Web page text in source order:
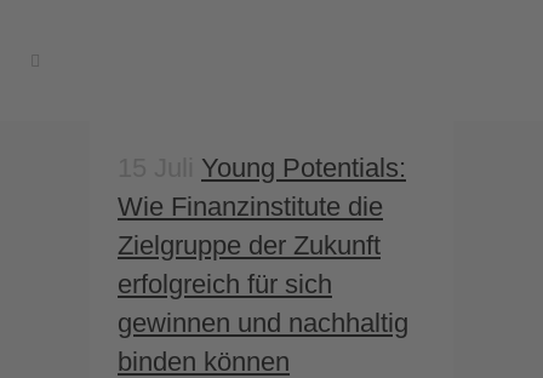
Young Potentials:
Wie Finanzinstitute die
Zielgruppe der Zukunft
erfolgreich für sich
gewinnen und nachhaltig
binden können